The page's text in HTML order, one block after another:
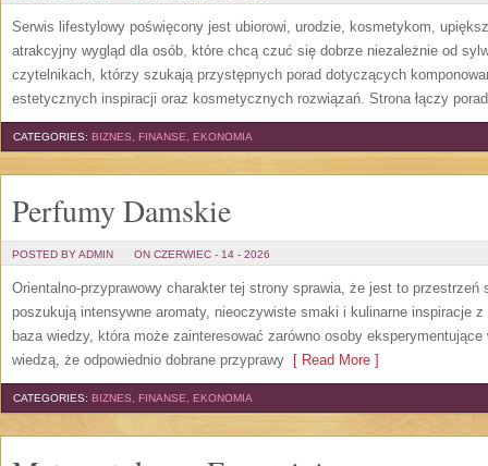
Serwis lifestylowy poświęcony jest ubiorowi, urodzie, kosmetykom,
atrakcyjny wygląd dla osób, które chcą czuć się dobrze niezależnie od
czytelnikach, którzy szukają przystępnych porad dotyczących
estetycznych inspiracji oraz kosmetycznych rozwiązań. Strona łączy
CATEGORIES: BIZNES, FINANSE, EKONOMIA
Perfumy Damskie
POSTED BY ADMIN ON CZERWIEC - 14 - 2026
Orientalno-przyprawowy charakter tej strony sprawia, że jest to
poszukują intensywne aromaty, nieoczywiste smaki i kulinarne inspiracje
baza wiedzy, która może zainteresować zarówno osoby
wiedzą, że odpowiednio dobrane przyprawy [ Read More ]
CATEGORIES: BIZNES, FINANSE, EKONOMIA